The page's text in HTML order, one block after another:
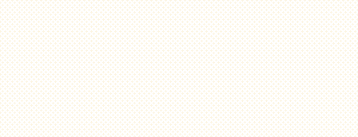
スマホの写真フォルダ整理
セルフマッサージ・ストレッチ
【創造】クリエイティブ
手を動かして、何かを生み出したい方へ。